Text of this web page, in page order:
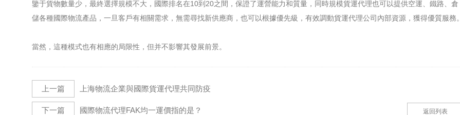
鑒于貨物數量少，最終選擇規模不大，國際排名在10到20之間，保證了運營能力和質量，同時規模貨運代理也可以提供空運、鐵路、倉
儲各種國際物流產品，一旦客戶有相關需求，無需尋找新供應商，也可以根據優先級，有效調動貨運代理公司內部資源，獲得優質服務。
當然，這種模式也有相應的局限性，但并不影響其發展前景。
上一篇 上海物流企業與國際貨運代理共同防疫
下一篇 國際物流代理FAK均一運價指的是？ 返回列表